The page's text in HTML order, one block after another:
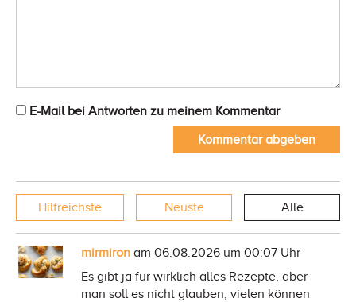
E-Mail bei Antworten zu meinem Kommentar
Kommentar abgeben
Hilfreichste Neuste Alle
mirmiron am 06.08.2026 um 00:07 Uhr
Es gibt ja für wirklich alles Rezepte, aber
man soll es nicht glauben, vielen können